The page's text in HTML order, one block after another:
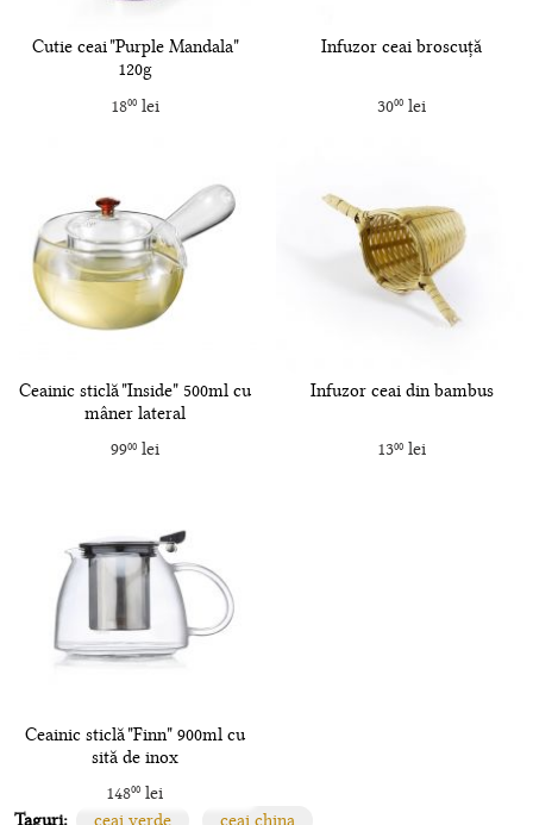
Cutie ceai "Purple Mandala"
120g
1800lei
Infuzor ceai broscuță
3000lei
Ceainic sticlă "Inside" 500ml cu
mâner lateral
9900lei
Infuzor ceai din bambus
1300lei
Ceainic sticlă "Finn" 900ml cu
sită de inox
14800 lei
Taguri:
ceai verde ceai china